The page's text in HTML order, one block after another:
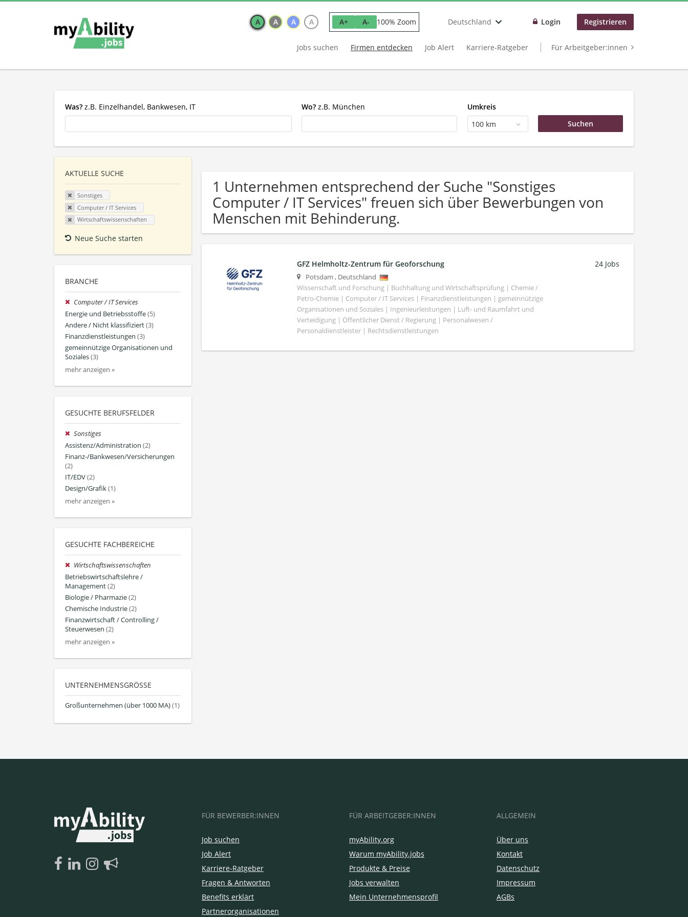
A A A A A+ A- 100% Zoom Deutschland Login Registrieren
Jobs suchen Firmen entdecken Job Alert Karriere-Ratgeber Für Arbeitgeber:innen
Was? z.B. Einzelhandel, Bankwesen, IT Wo? z.B. München
Umkreis
100 km
AKTUELLE SUCHE
Sonstiges
Computer / IT Services
Wirtschaftswissenschaften
Neue Suche starten
BRANCHE
Computer / IT Services
Energie und Betriebsstoffe(5)
Andere / Nicht klassifiziert(3)
Finanzdienstleistungen (3)
gemeinnützige Organisationen und
Soziales(3)
mehr anzeigen »
GESUCHTE BERUFSFELDER
Sonstiges
Assistenz/Administration (2)
Finanz-/Bankwesen/Versicherungen
(2)
IT/EDV(2)
Design/Grafik(1)
mehr anzeigen »
GESUCHTE FACHBEREICHE
Wirtschaftswissenschaften
Betriebswirtschaftslehre /
Management(2)
Biologie / Pharmazie(2)
Chemische Industrie(2)
Finanzwirtschaft / Controlling /
Steuerwesen (2)
mehr anzeigen »
UNTERNEHMENSGRÖSSE
Großunternehmen (über 1000 MA)(1)
1 Unternehmen entsprechend der Suche "Sonstiges
Computer / IT Services" freuen sich über Bewerbungen von
Menschen mit Behinderung.
GFZ Helmholtz-Zentrum für Geoforschung
Potsdam , Deutschland
Wissenschaft und Forschung | Buchhaltung und Wirtschaftsprüfung | Chemie /
Petro-Chemie | Computer / IT Services | Finanzdienstleistungen | gemeinnützige
Organisationen und Soziales | Ingenieurleistungen | Luft- und Raumfahrt und
Verteidigung | Öffentlicher Dienst / Regierung | Personalwesen /
Personaldienstleister | Rechtsdienstleistungen
24 Jobs
FÜR BEWERBER:INNEN
Job suchen
Job Alert
Karriere-Ratgeber
Fragen & Antworten
Benefits erklärt
Partnerorganisationen
FÜR ARBEITGEBER:INNEN
myAbility.org
Warum myAbility.jobs
Produkte & Preise
Jobs verwalten
Mein Unternehmensprofil
ALLGEMEIN
Über uns
Kontakt
Datenschutz
Impressum
AGBs